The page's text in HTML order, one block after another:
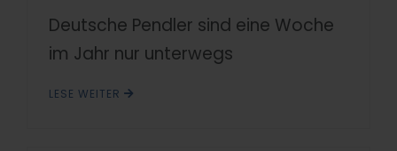
Deutsche Pendler sind eine Woche
im Jahr nur unterwegs
LESE WEITER